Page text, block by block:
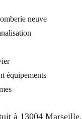
neuve
équipements
à 13004 Marseille.